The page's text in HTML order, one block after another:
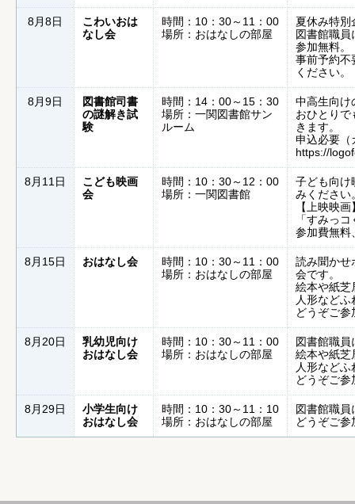
8月8日
こわいおは
なし会
時間：10：30～11：00
場所：おはなしの部屋
夏休み特別
図書館職
参加無料。
事前予約不
ください。
8月9日
図書館司書
の謎解き試
験
時間：14：00～15：30
場所：一関図書館サン
ルーム
中高生向け
おひとりで
きます。
申込必要（
https://
8月11日
こども映画
会
時間：10：30～12：00
場所：一関図書館
子ども向け
みください
【上映映画
「すみっ
参加費無料
8月15日 おはなし会
時間：10：30～11：00
場所：おはなしの部屋
読み聞かせ
会です。
絵本や紙芝
人形など
どうぞご参
8月20日
乳幼児向け
おはなし会
時間：10：30～11：00
場所：おはなしの部屋
図書館職
絵本や紙芝
人形など
どうぞご参
8月29日
小学生向け
おはなし会
時間：10：30～11：10
場所：おはなしの部屋
図書館職
どうぞご参